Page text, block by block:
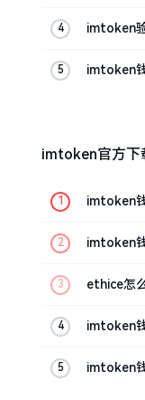
imtoken
imtoken
imtoken官方下
imtoken
imtoken
ethice怎
imtoken
imtoken